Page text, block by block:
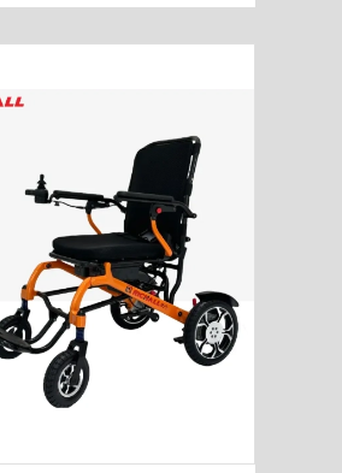
inwalidzki do wnętrz